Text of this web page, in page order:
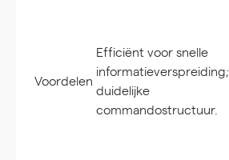
Voordelen
Efficiënt voor snelle
informatieverspreiding;
duidelijke
commandostructuur.